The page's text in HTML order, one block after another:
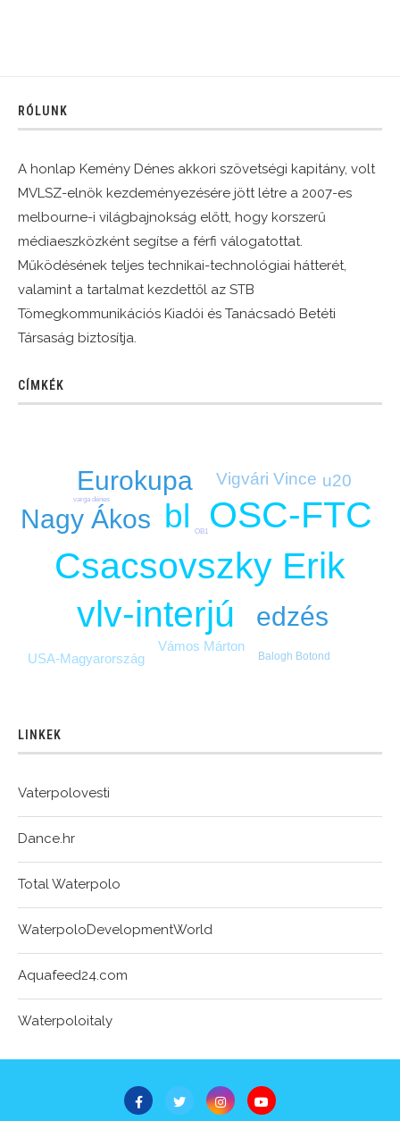
RÓLUNK
A honlap Kemény Dénes akkori szövetségi kapitány, volt
MVLSZ-elnök kezdeményezésére jött létre a 2007-es
melbourne-i világbajnokság előtt, hogy korszerű
médiaeszközként segítse a férfi válogatottat.
Működésének teljes technikai-technológiai hátterét,
valamint a tartalmat kezdettől az STB
Tömegkommunikációs Kiadói és Tanácsadó Betéti
Társaság biztosítja.
CÍMKÉK
Csacsovszky Erik
OSC-FTC
vlv-interjú
bl
edzés
Eurokupa
Nagy Ákos
u20
Vigvári Vince
USA-Magyarország
Vámos Márton
Balogh Botond
OB1
varga dénes
LINKEK
Vaterpolovesti
Dance.hr
Total Waterpolo
WaterpoloDevelopmentWorld
Aquafeed24.com
Waterpoloitaly